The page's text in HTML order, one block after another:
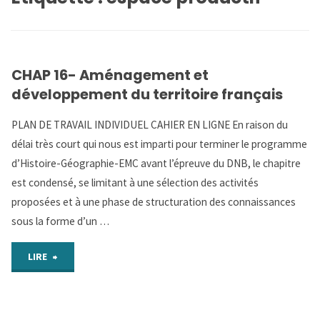
CHAP 16- Aménagement et
développement du territoire français
PLAN DE TRAVAIL INDIVIDUEL CAHIER EN LIGNE En raison du
délai très court qui nous est imparti pour terminer le programme
d’Histoire-Géographie-EMC avant l’épreuve du DNB, le chapitre
est condensé, se limitant à une sélection des activités
proposées et à une phase de structuration des connaissances
sous la forme d’un …
LIRE